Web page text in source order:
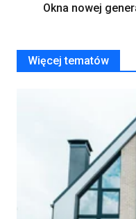
Okna nowej
Więcej tematów